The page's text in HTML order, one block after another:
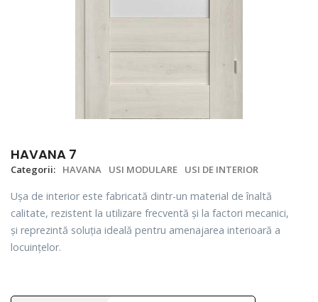
HAVANA 7
Categorii: HAVANA USI MODULARE USI DE INTERIOR
Ușa de interior este fabricată dintr-un material de înaltă
calitate, rezistent la utilizare frecventă și la factori mecanici,
și reprezintă soluția ideală pentru amenajarea interioară a
locuințelor.